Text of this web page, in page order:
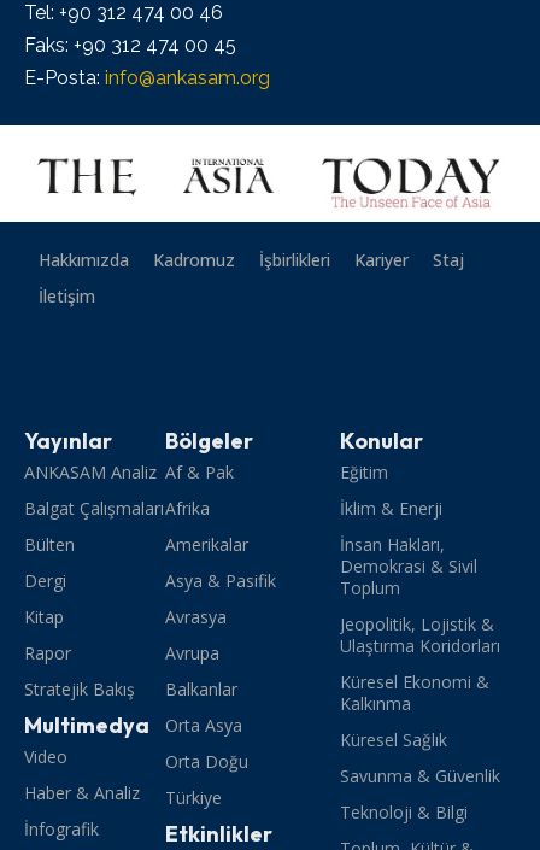
Tel: +90 312 474 00 46
Faks: +90 312 474 00 45
E-Posta: info@ankasam.org
Hakkımızda Kadromuz İşbirlikleri Kariyer
Staj
İletişim
Yayınlar
ANKASAM Analiz
Balgat Çalışmaları
Bülten
Dergi
Kitap
Rapor
Stratejik Bakış
Multimedya
Video
Haber & Analiz
İnfografik
Bölgeler
Af & Pak
Afrika
Amerikalar
Asya & Pasifik
Avrasya
Avrupa
Balkanlar
Orta Asya
Orta Doğu
Türkiye
Etkinlikler
Konular
Eğitim
İklim & Enerji
İnsan Hakları,
Demokrasi & Sivil
Toplum
Jeopolitik, Lojistik &
Ulaştırma Koridorları
Küresel Ekonomi &
Kalkınma
Küresel Sağlık
Savunma & Güvenlik
Teknoloji & Bilgi